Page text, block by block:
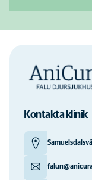
Kontakta klinik